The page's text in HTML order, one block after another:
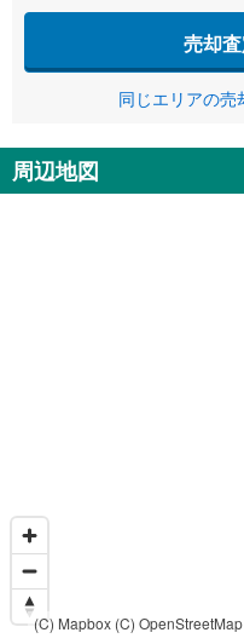
売却
同じエリアの売
周辺地図
(C) Mapbox (C) OpenStreetMap